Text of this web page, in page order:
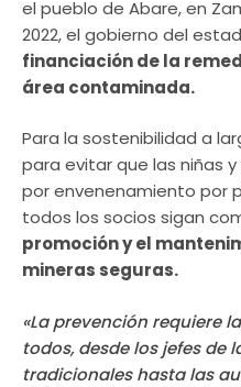
el pueblo de Abare, en
2022, el gobierno del
financiación de la
área contaminada.
Para la sostenibilidad a
para evitar que las niñas
por envenenamiento por
todos los socios sigan
promoción y el
mineras seguras.
«La prevención requiere
todos, desde los jefes de
tradicionales hasta las